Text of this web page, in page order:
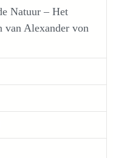
Natuur – Het
van Alexander von